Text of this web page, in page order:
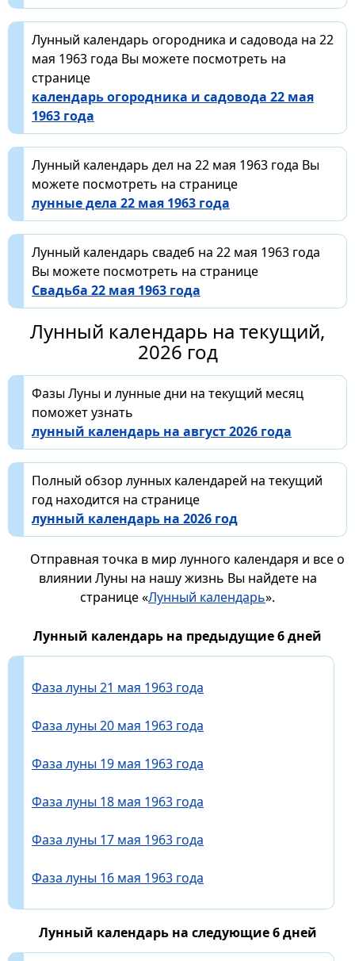
Лунный календарь огородника и садовода на 22
мая 1963 года Вы можете посмотреть на
странице
календарь огородника и садовода 22 мая
1963 года
Лунный календарь дел на 22 мая 1963 года Вы
можете посмотреть на странице
лунные дела 22 мая 1963 года
Лунный календарь свадеб на 22 мая 1963 года
Вы можете посмотреть на странице
Свадьба 22 мая 1963 года
Лунный календарь на текущий,
2026 год
Фазы Луны и лунные дни на текущий месяц
поможет узнать
лунный календарь на август 2026 года
Полный обзор лунных календарей на текущий
год находится на странице
лунный календарь на 2026 год
Отправная точка в мир лунного календаря и все о
влиянии Луны на нашу жизнь Вы найдете на
странице «Лунный календарь».
Лунный календарь на предыдущие 6 дней
Фаза луны 21 мая 1963 года
Фаза луны 20 мая 1963 года
Фаза луны 19 мая 1963 года
Фаза луны 18 мая 1963 года
Фаза луны 17 мая 1963 года
Фаза луны 16 мая 1963 года
Лунный календарь на следующие 6 дней